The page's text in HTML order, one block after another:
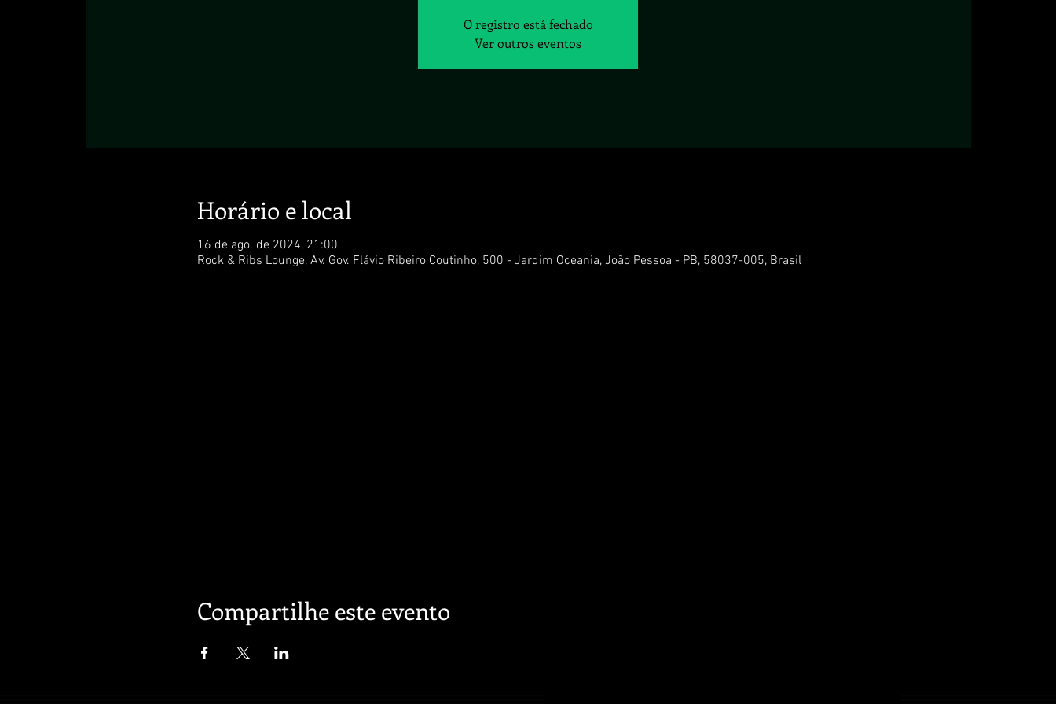
O registro está fechado
Ver outros eventos
Horário e local
16 de ago. de 2024, 21:00
Rock & Ribs Lounge, Av. Gov. Flávio Ribeiro Coutinho, 500 - Jardim Oceania, João Pessoa - PB, 58037-005, Brasil
Compartilhe este evento